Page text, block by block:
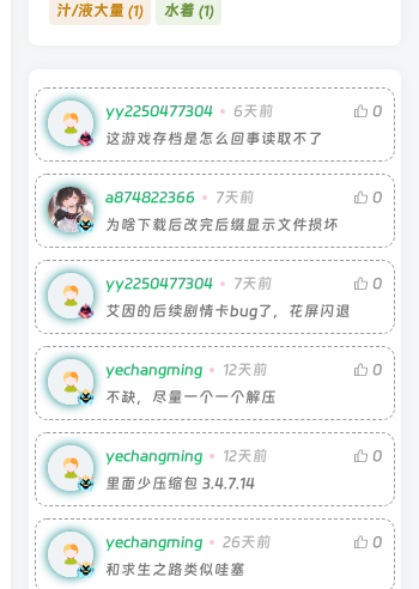
汁/液大量 (1) 水着 (1)
yy2250477304 6天前
0
这游戏存档是怎么回事读取不了
a874822366 7天前
0
为啥下载后改完后缀显示文件损坏
yy2250477304 7天前
0
艾因的后续剧情卡bug了，花屏闪退
yechangming 12天前
0
不缺，尽量一个一个解压
yechangming 12天前
0
里面少压缩包 3.4.7.14
yechangming 26天前
0
和求生之路类似哇塞